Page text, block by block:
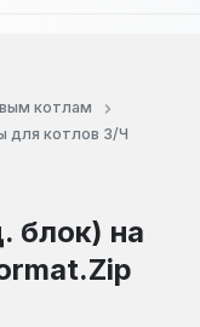
котлам
для котлов З/Ч
блок) на